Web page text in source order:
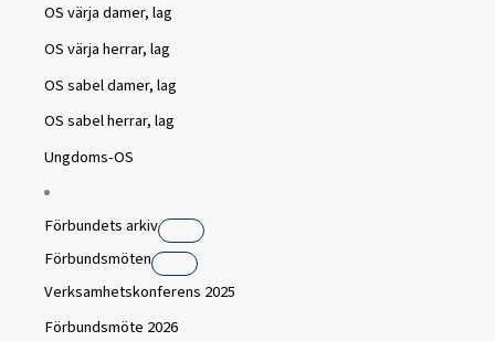
OS värja damer, lag
OS värja herrar, lag
OS sabel damer, lag
OS sabel herrar, lag
Ungdoms-OS
Förbundets arkiv
Förbundsmöten
Verksamhetskonferens 2025
Förbundsmöte 2026